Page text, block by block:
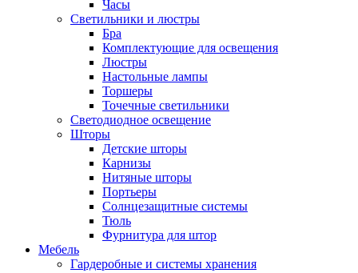
Часы
Светильники и люстры
Бра
Комплектующие для освещения
Люстры
Настольные лампы
Торшеры
Точечные светильники
Светодиодное освещение
Шторы
Детские шторы
Карнизы
Нитяные шторы
Портьеры
Солнцезащитные системы
Тюль
Фурнитура для штор
Мебель
Гардеробные и системы хранения